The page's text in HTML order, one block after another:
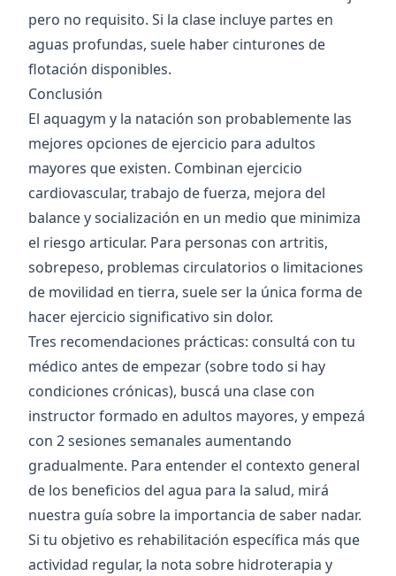
pero no requisito. Si la clase incluye partes en
aguas profundas, suele haber cinturones de
flotación disponibles.
Conclusión
El aquagym y la natación son probablemente las
mejores opciones de ejercicio para adultos
mayores que existen. Combinan ejercicio
cardiovascular, trabajo de fuerza, mejora del
balance y socialización en un medio que minimiza
el riesgo articular. Para personas con artritis,
sobrepeso, problemas circulatorios o limitaciones
de movilidad en tierra, suele ser la única forma de
hacer ejercicio significativo sin dolor.
Tres recomendaciones prácticas: consultá con tu
médico antes de empezar (sobre todo si hay
condiciones crónicas), buscá una clase con
instructor formado en adultos mayores, y empezá
con 2 sesiones semanales aumentando
gradualmente. Para entender el contexto general
de los beneficios del agua para la salud, mirá
nuestra guía sobre la importancia de saber nadar.
Si tu objetivo es rehabilitación específica más que
actividad regular, la nota sobre hidroterapia y